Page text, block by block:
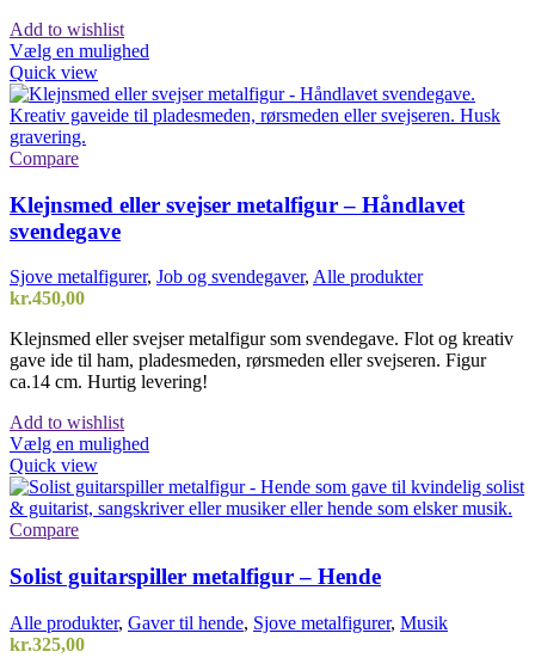
Add to wishlist
Vælg en mulighed
Quick view
Compare
Klejnsmed eller svejser metalfigur – Håndlavet
svendegave
Sjove metalfigurer, Job og svendegaver, Alle produkter
kr.450,00
Klejnsmed eller svejser metalfigur som svendegave. Flot og kreativ
gave ide til ham, pladesmeden, rørsmeden eller svejseren. Figur
ca.14 cm. Hurtig levering!
Add to wishlist
Vælg en mulighed
Quick view
Compare
Solist guitarspiller metalfigur – Hende
Alle produkter, Gaver til hende, Sjove metalfigurer, Musik
kr.325,00